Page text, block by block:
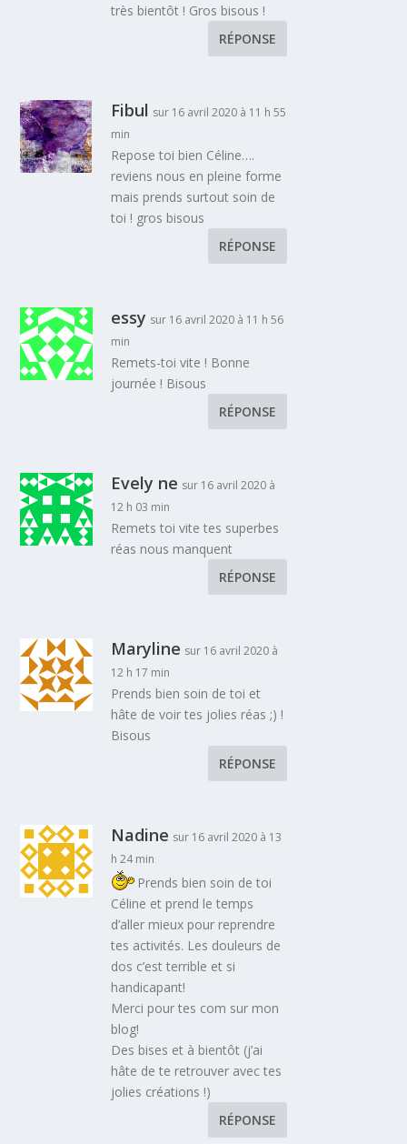
très bientôt ! Gros bisous !
RÉPONSE
Fibul sur 16 avril 2020 à 11 h 55
min
Repose toi bien Céline….
reviens nous en pleine forme
mais prends surtout soin de
toi ! gros bisous
RÉPONSE
essy sur 16 avril 2020 à 11 h 56
min
Remets-toi vite ! Bonne
journée ! Bisous
RÉPONSE
Evely ne sur 16 avril 2020 à
12 h 03 min
Remets toi vite tes superbes
réas nous manquent
RÉPONSE
Maryline sur 16 avril 2020 à
12 h 17 min
Prends bien soin de toi et
hâte de voir tes jolies réas ;) !
Bisous
RÉPONSE
Nadine sur 16 avril 2020 à 13
h 24 min
Prends bien soin de toi
Céline et prend le temps
d’aller mieux pour reprendre
tes activités. Les douleurs de
dos c’est terrible et si
handicapant!
Merci pour tes com sur mon
blog!
Des bises et à bientôt (j’ai
hâte de te retrouver avec tes
jolies créations !)
RÉPONSE